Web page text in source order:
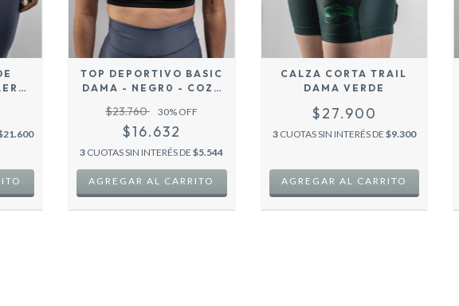
TOP DEPORTIVO BASIC
DAMA - NEGR0 - COZY
$23.760 30% OFF
$16.632
3 CUOTAS SIN INTERÉS DE$5.544
AGREGAR AL CARRITO
CALZA CORTA TRAIL
DAMA VERDE
$27.900
3 CUOTAS SIN INTERÉS DE $9.300
AGREGAR AL CARRITO